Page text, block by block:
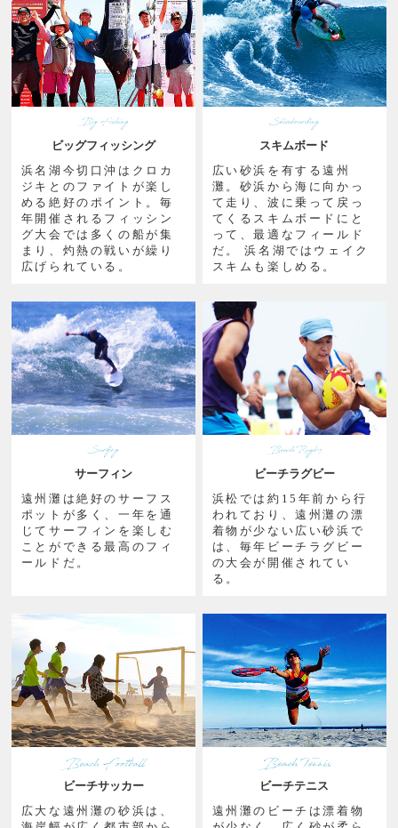
ビッグフィッシング
浜名湖今切口沖はクロカ
ジキとのファイトが楽し
める絶好のポイント。毎
年開催されるフィッシン
グ大会では多くの船が集
まり、灼熱の戦いが繰り
広げられている。
スキムボード
広い砂浜を有する遠州
灘。砂浜から海に向かっ
て走り、波に乗って戻っ
てくるスキムボードにと
って、最適なフィールド
だ。 浜名湖ではウェイク
スキムも楽しめる。
サーフィン
遠州灘は絶好のサーフス
ポットが多く、一年を通
じてサーフィンを楽しむ
ことができる最高のフィ
ールドだ。
ビーチラグビー
浜松では約15年前から行
われており、遠州灘の漂
着物が少ない広い砂浜で
は、毎年ビーチラグビー
の大会が開催されてい
る。
ビーチサッカー
広大な遠州灘の砂浜は、
ビーチテニス
遠州灘のビーチは漂着物